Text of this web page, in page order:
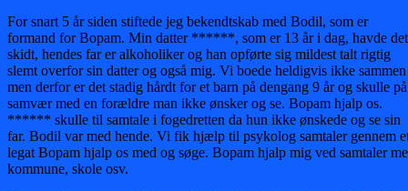
For snart 5 år siden stiftede jeg bekendtskab med Bodil, som er
formand for Bopam. Min datter ******, som er 13 år i dag, havde det
skidt, hendes far er alkoholiker og han opførte sig mildest talt rigtig
slemt overfor sin datter og også mig. Vi boede heldigvis ikke sammen
men derfor er det stadig hårdt for et barn på dengang 9 år og skulle på
samvær med en forældre man ikke ønsker og se. Bopam hjalp os.
****** skulle til samtale i fogedretten da hun ikke ønskede og se sin
far. Bodil var med hende. Vi fik hjælp til psykolog samtaler gennem
legat Bopam hjalp os med og søge. Bopam hjalp mig ved samtaler
kommune, skole osv.